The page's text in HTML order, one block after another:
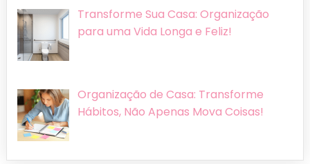
Transforme Sua Casa: Organização
para uma Vida Longa e Feliz!
Organização de Casa: Transforme
Hábitos, Não Apenas Mova Coisas!